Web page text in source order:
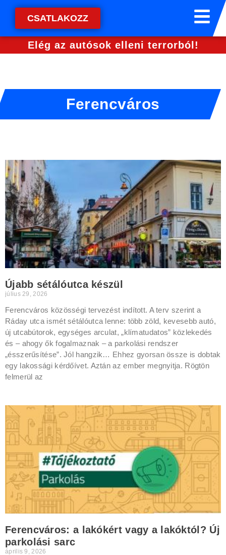
CSATLAKOZZ
Elég az autósok elleni terrorból!
Ferencváros
Újabb sétálóutca készül
július 29, 2026
Ferencváros közösségi tervezést indított. A terv szerint a
Ráday utca ismét sétálóutca lenne: több zöld, kevesebb autó,
új utcabútorok, egységes arculat, „klímatudatos” közlekedés
és – ahogy ők fogalmaznak – a parkolási rendszer
„ésszerűsítése”. Jól hangzik… Ehhez gyorsan össze is dobtak
egy lakossági kérdőívet. Aztán az ember megnyitja. Rögtön
felmerül az
Ferencváros: a lakókért vagy a lakóktól? Új
parkolási sarc
április 9, 2026